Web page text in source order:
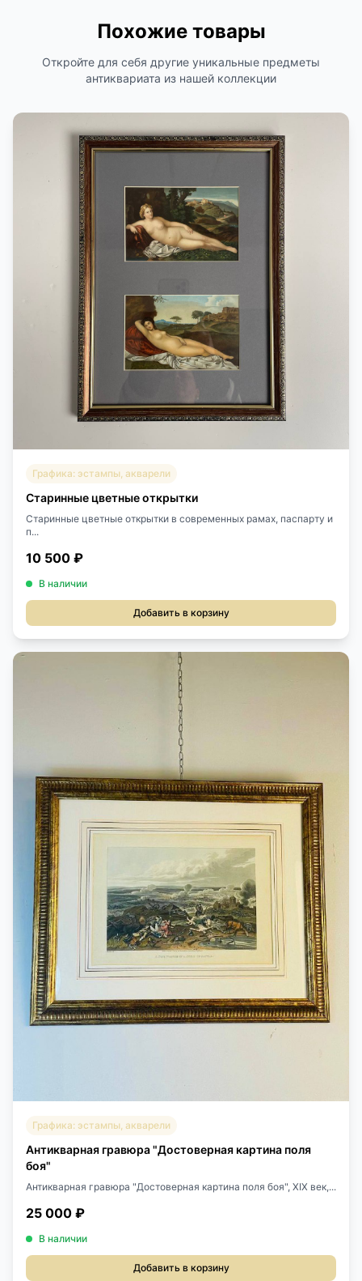
Похожие товары
Откройте для себя другие уникальные предметы
антиквариата из нашей коллекции
Графика: эстампы, акварели
Старинные цветные открытки
Старинные цветные открытки в современных рамах, паспарту и
п...
10 500 ₽
В наличии
Добавить в корзину
Графика: эстампы, акварели
Антикварная гравюра "Достоверная картина поля
боя"
Антикварная гравюра "Достоверная картина поля боя", ХIХ век,...
25 000 ₽
В наличии
Добавить в корзину